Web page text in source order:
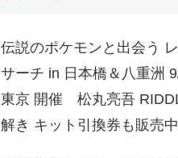
伝説のポケモンと出会う
サーチ in 日本橋＆八重洲
東京 開催 松丸亮吾
解き キット引換券も販売